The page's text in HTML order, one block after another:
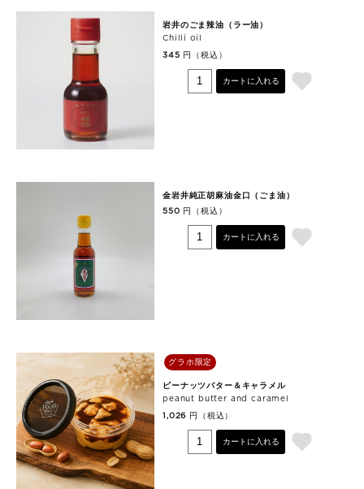
岩井のごま辣油（ラー油）
Chilli oil
345 円（税込）
カートに入れる
金岩井純正胡麻油金口（ごま油）
550 円（税込）
カートに入れる
グラホ限定
ピーナッツバター＆キャラメル
peanut butter and caramel
1,026 円（税込）
カートに入れる